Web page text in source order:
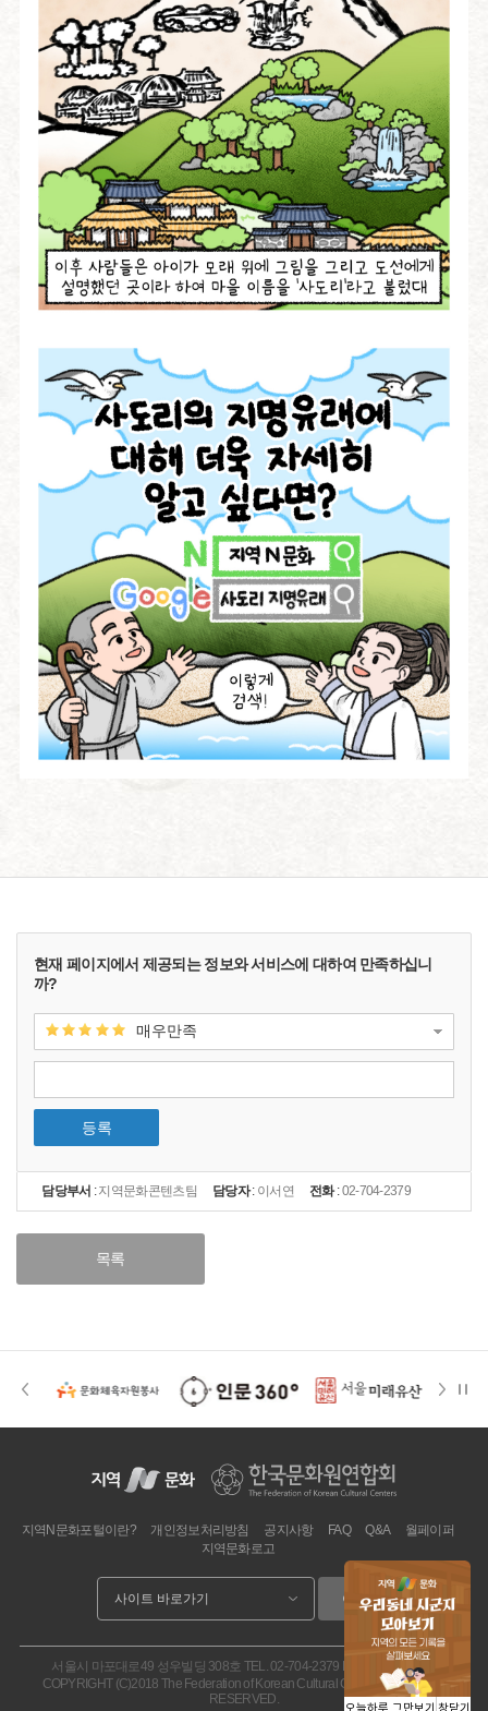
현재 페이지에서 제공되는 정보와 서비스에 대하여 만족하십니
까?
매우만족
등록
담당부서 :지역문화콘텐츠팀 담당자: 이서연 전화:02-704-2379
목록
이동
지역N문화포털이란? 개인정보처리방침 공지사항 FAQ Q&A
월페이퍼
지역문화로고
서울시 마포대로49 성우빌딩 308호 TEL. 02-704-2379
FAX. 02.704-2377
COPYRIGHT (C)2018 The Federation of Korean Cultural Centers. ALL RIGHT
RESERVED.